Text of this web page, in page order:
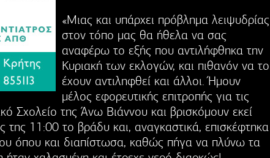
«Μιας και υπάρχει πρόβλημα λειψυδρίας
στον τόπο μας θα ήθελα να σας
αναφέρω το εξής που αντιλήφθηκα την
Κυριακή των εκλογών, και πιθανόν να το
έχουν αντιληφθεί και άλλοι. Ήμουν
μέλος εφορευτικής επιτροπής για τις
Σχολείο της Άνω Βιάννου και βρισκόμουν εκεί
11:00 το βράδυ και, αναγκαστικά, επισκέφτηκα
όπου και διαπίστωσα, καθώς πήγα να πλύνω τα